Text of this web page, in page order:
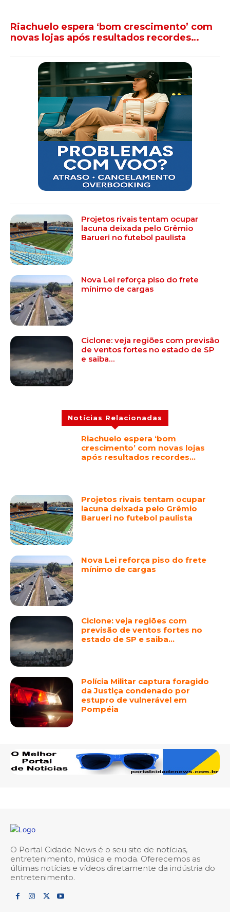
Riachuelo espera ‘bom crescimento’ com
novas lojas após resultados recordes…
Projetos rivais tentam ocupar
lacuna deixada pelo Grêmio
Barueri no futebol paulista
Nova Lei reforça piso do frete
mínimo de cargas
Ciclone: veja regiões com previsão
de ventos fortes no estado de SP
e saiba…
Notícias Relacionadas
Riachuelo espera ‘bom
crescimento’ com novas lojas
após resultados recordes…
Projetos rivais tentam ocupar
lacuna deixada pelo Grêmio
Barueri no futebol paulista
Nova Lei reforça piso do frete
mínimo de cargas
Ciclone: veja regiões com
previsão de ventos fortes no
estado de SP e saiba…
Polícia Militar captura foragido
da Justiça condenado por
estupro de vulnerável em
Pompéia
O Portal Cidade News é o seu site de notícias,
entretenimento, música e moda. Oferecemos as
últimas notícias e vídeos diretamente da indústria do
entretenimento.